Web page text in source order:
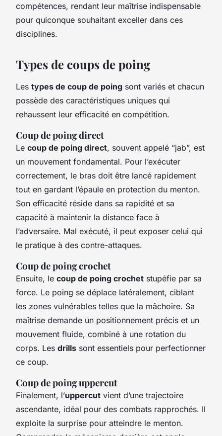
compétences, rendant leur maîtrise indispensable
pour quiconque souhaitant exceller dans ces
disciplines.
Types de coups de poing
Les types de coup de poing sont variés et chacun
possède des caractéristiques uniques qui
rehaussent leur efficacité en compétition.
Coup de poing direct
Le coup de poing direct, souvent appelé “jab”, est
un mouvement fondamental. Pour l’exécuter
correctement, le bras doit être lancé rapidement
tout en gardant l’épaule en protection du menton.
Son efficacité réside dans sa rapidité et sa
capacité à maintenir la distance face à
l’adversaire. Mal exécuté, il peut exposer celui qui
le pratique à des contre-attaques.
Coup de poing crochet
Ensuite, le coup de poing crochet stupéfie par sa
force. Le poing se déplace latéralement, ciblant
les zones vulnérables telles que la mâchoire. Sa
maîtrise demande un positionnement précis et un
mouvement fluide, combiné à une rotation du
corps. Les drills sont essentiels pour perfectionner
ce coup.
Coup de poing uppercut
Finalement, l’uppercut vient d’une trajectoire
ascendante, idéal pour des combats rapprochés. Il
exploite la surprise pour atteindre le menton.